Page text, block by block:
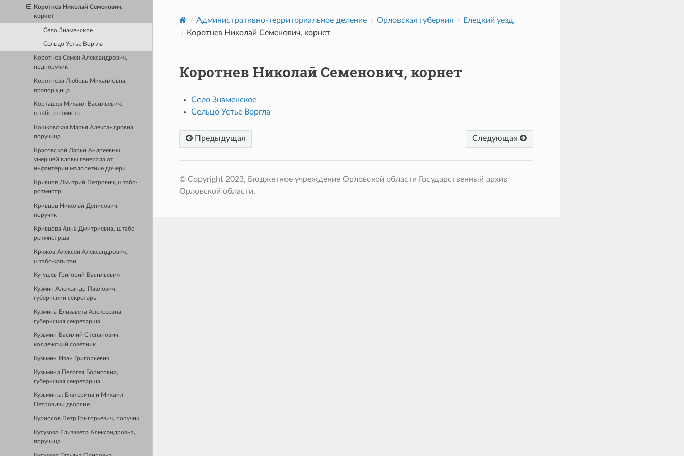
Коротнев Николай Семенович,
корнет
Село Знаменское
Сельцо Устье Воргла
Коротнев Семен Александрович,
подпоручик
Коротнева Любовь Михайловна,
прапорщица
Корташев Михаил Васильевич,
штабс-ротмистр
Кошковская Марья Александровна,
поручица
Красовской Дарьи Андреевны
умершей вдовы генерала от
инфантерии малолетние дочери
Кривцов Дмитрий Петрович, штабс-
ротмистр
Кривцов Николай Денисович,
поручик
Кривцова Анна Дмитриевна, штабс-
ротмистрша
Крюков Алексей Александрович,
штабс-капитан
Кугушев Григорий Васильевич
Кузмин Александр Павлович,
губернский секретарь
Кузмина Елизавета Алексеевна,
губернская секретарша
Кузьмин Василий Степанович,
коллежский советник
Кузьмин Иван Григорьевич
Кузьмина Пелагея Борисовна,
губернская секретарша
Кузьмины: Екатерина и Михаил
Петровичи дворяне
Курносов Петр Григорьевич, поручик
Кутузова Елизавета Александровна,
поручица
Административно-территориальное деление Орловская губерния
Елецкий уезд
Коротнев Николай Семенович, корнет
Коротнев Николай Семенович, корнет
Село Знаменское
Сельцо Устье Воргла
Предыдущая Следующая
© Copyright 2023, Бюджетное учреждение Орловской области Государственный архив
Орловской области.